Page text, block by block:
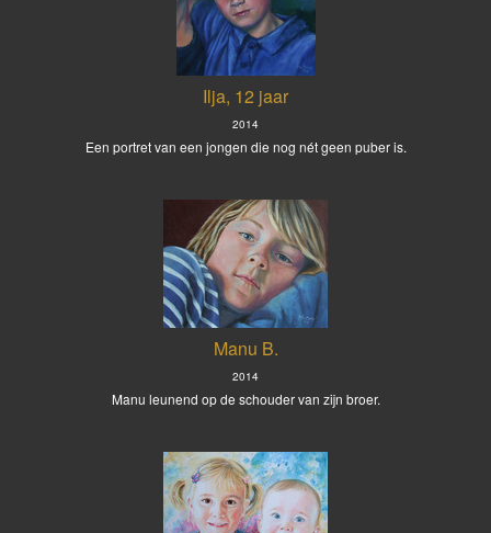
Ilja, 12 jaar
2014
Een portret van een jongen die nog nét geen puber is.
Manu B.
2014
Manu leunend op de schouder van zijn broer.